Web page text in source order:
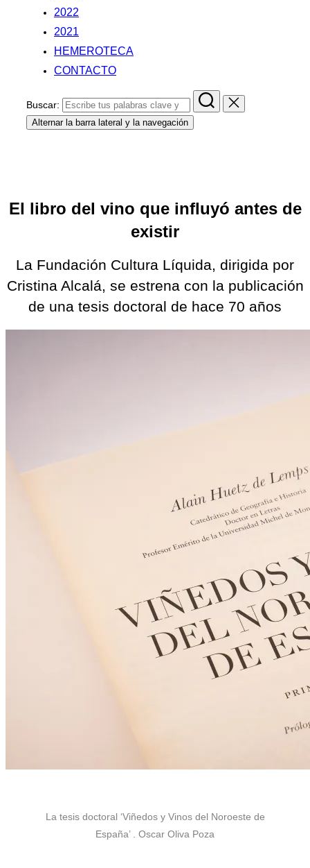
2022
2021
HEMEROTECA
CONTACTO
Buscar:
Alternar la barra lateral y la navegación
El libro del vino que influyó antes de
existir
La Fundación Cultura Líquida, dirigida por
Cristina Alcalá, se estrena con la publicación
de una tesis doctoral de hace 70 años
La tesis doctoral ‘Viñedos y Vinos del Noroeste de
España’ . Oscar Oliva Poza